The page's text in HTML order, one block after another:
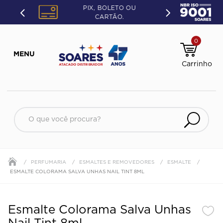
PIX, BOLETO OU
CARTÃO.
0
O que você procura?
PERFUMARIA ESMALTES E REMOVEDORES
ESMALTE
ESMALTE COLORAMA SALVA UNHAS NAIL TINT 8ML
Esmalte Colorama Salva Unhas